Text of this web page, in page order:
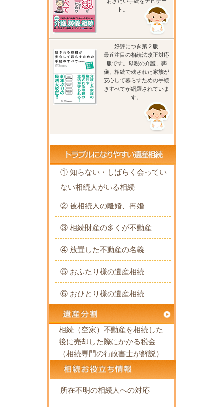
ト。
好評につき第２版
最近注目の相続法改正対応
版です。母親の介護、葬
儀、相続で残された家族が
安心して暮らすための手続
きすべてが網羅されていま
す。
① 知らない・しばらく会ってい
ない相続人がいる相続
② 被相続人の離婚、再婚
③ 相続財産の多くが不動産
④ 放置した不動産の名義
⑤ おふたり様の遺産相続
⑥ おひとり様の遺産相続
相続（空家）不動産を相続した
後に売却した際にかかる税金
（相続専門の行政書士が解説）
所在不明の相続人への対応